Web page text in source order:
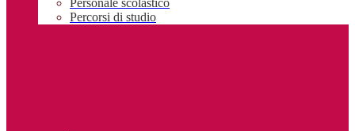
Personale scolastico
Percorsi di studio